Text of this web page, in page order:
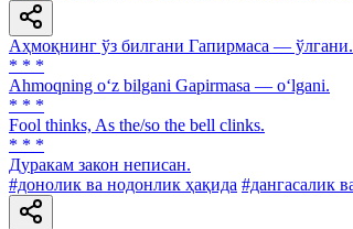
Аҳмоқнинг ўз билгани Гапирмаса — ўлгани.
* * *
Ahmoqning o‘z bilgani Gapirmasa — o‘lgani.
* * *
Fool thinks, As the/so the bell clinks.
* * *
Дуракам закон неписан.
#донолик ва нодонлик ҳақида #дангасалик